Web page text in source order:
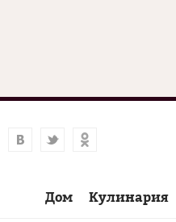
Дом Кулинария